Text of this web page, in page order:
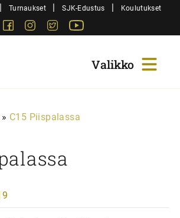
| Turnaukset | SJK-Edustus | Koulutukset
FacebookInstagram
Twitter
» C15 Piispalassa